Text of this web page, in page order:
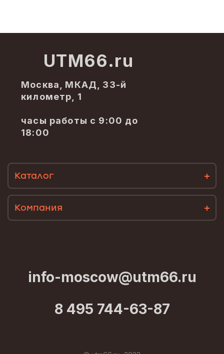
UTM66.ru
Москва, МКАД, 33-й
километр, 1
часы работы с 9:00 до
18:00
Каталог
Компания
info-moscow@utm66.ru
8 495 744-63-87